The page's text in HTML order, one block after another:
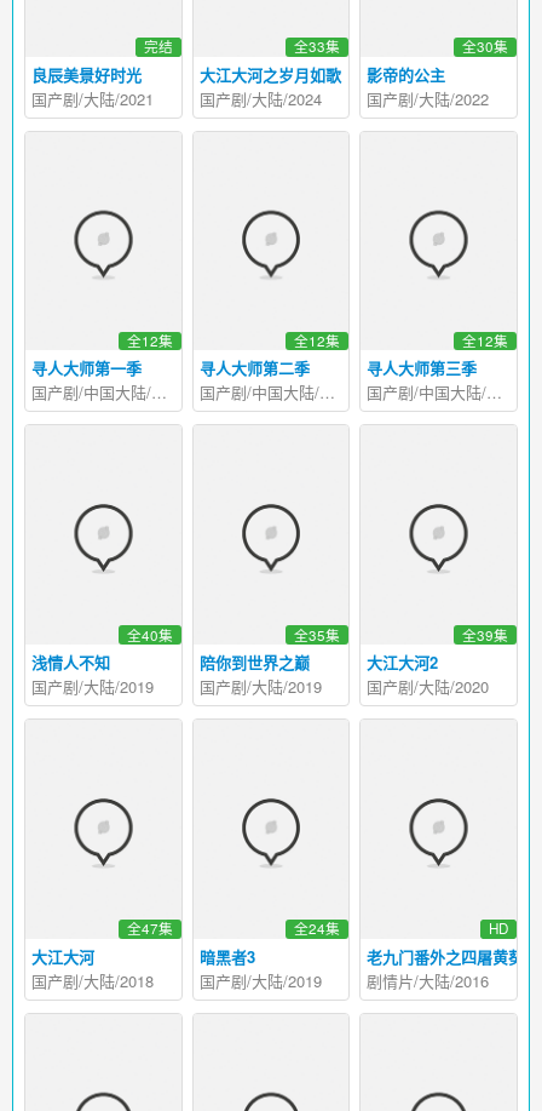
良辰美景好时光
完结
国产剧/大陆/2021
大江大河之岁月如歌
全33集
国产剧/大陆/2024
影帝的公主
全30集
国产剧/大陆/2022
寻人大师第一季
全12集
国产剧/中国大陆/2017
寻人大师第二季
全12集
国产剧/中国大陆/2017
寻人大师第三季
全12集
国产剧/中国大陆/2017
浅情人不知
全40集
国产剧/大陆/2019
陪你到世界之巅
全35集
国产剧/大陆/2019
大江大河2
全39集
国产剧/大陆/2020
大江大河
全47集
国产剧/大陆/2018
暗黑者3
全24集
国产剧/大陆/2019
老九门番外之四屠黄葵
HD
剧情片/大陆/2016